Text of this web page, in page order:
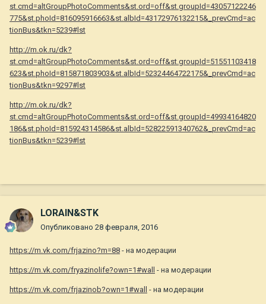
st.cmd=altGroupPhotoComments&st.ord=off&st.groupId=43057122246
775&st.phoId=816095916663&st.albId=43172976132215&_prevCmd=ac
tionBus&tkn=5239#lst
http://m.ok.ru/dk?
st.cmd=altGroupPhotoComments&st.ord=off&st.groupId=51551103418
623&st.phoId=815871803903&st.albId=52324464722175&_prevCmd=ac
tionBus&tkn=9297#lst
http://m.ok.ru/dk?
st.cmd=altGroupPhotoComments&st.ord=off&st.groupId=49934164820
186&st.phoId=815924314586&st.albId=52822591340762&_prevCmd=ac
tionBus&tkn=5239#lst
LORAIN&STK
Опубликовано 28 февраля, 2016
https://m.vk.com/frjazino?m=88 - на модерации
https://m.vk.com/fryazinolife?own=1#wall - на модерации
https://m.vk.com/frjazinob?own=1#wall - на модерации